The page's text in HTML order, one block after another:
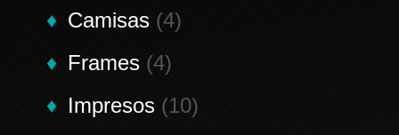
Camisas (4)
Frames (4)
Impresos (10)